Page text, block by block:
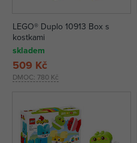
LEGO® Duplo 10913 Box s
kostkami
skladem
DMOC: 780 Kč
509 Kč